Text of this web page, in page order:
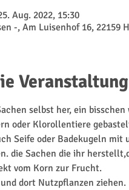
Aug. 2022, 15:30
-, Am Luisenhof 16, 22159
Veranstaltung
selbst her, ein
oder Klorollentiere
Seife oder Badekugeln mit
die Sachen die ihr
vom Korn zur Frucht.
dort Nutzpflanzen ziehen.